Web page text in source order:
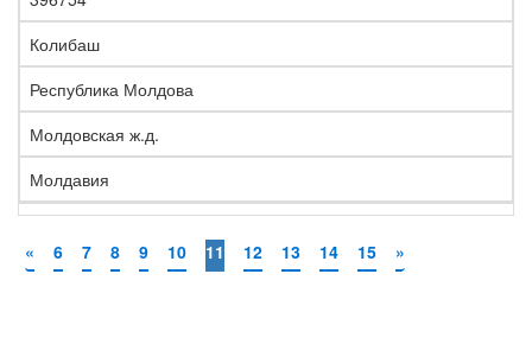
Колибаш
Республика Молдова
Молдовская ж.д.
Молдавия
« 6 7 8 9 10 11 12 13 14 15 »